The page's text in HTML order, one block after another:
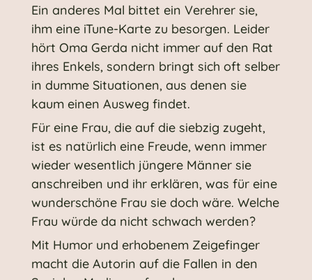
Ein anderes Mal bittet ein Verehrer sie,
ihm eine iTune-Karte zu besorgen. Leider
hört Oma Gerda nicht immer auf den Rat
ihres Enkels, sondern bringt sich oft selber
in dumme Situationen, aus denen sie
kaum einen Ausweg findet.
Für eine Frau, die auf die siebzig zugeht,
ist es natürlich eine Freude, wenn immer
wieder wesentlich jüngere Männer sie
anschreiben und ihr erklären, was für eine
wunderschöne Frau sie doch wäre. Welche
Frau würde da nicht schwach werden?
Mit Humor und erhobenem Zeigefinger
macht die Autorin auf die Fallen in den